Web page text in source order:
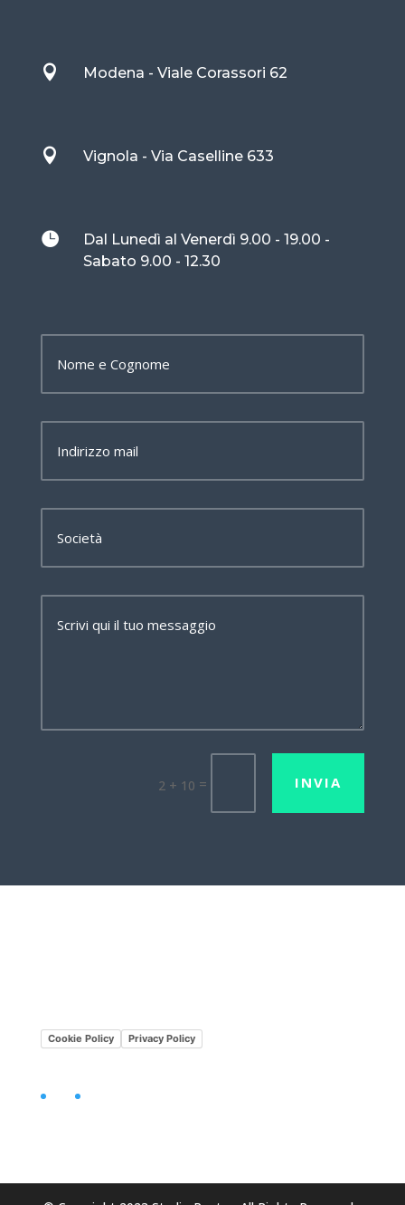
 Modena - Viale Corassori 62
 Vignola - Via Caselline 633

Dal Lunedì al Venerdì 9.00 - 19.00 -
Sabato 9.00 - 12.30
2 + 10 = INVIA
Cookie Policy Privacy Policy
Facebook